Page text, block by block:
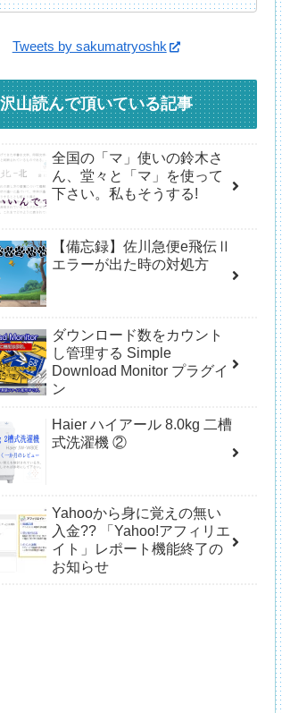
Tweets by sakumatryoshk
沢山読んで頂いている記事
全国の「マ」使いの鈴木さ
ん、堂々と「マ」を使って
下さい。私もそうする!
【備忘録】佐川急便e飛伝Ⅱ
エラーが出た時の対処方
ダウンロード数をカウント
し管理する Simple
Download Monitor プラグイ
ン
Haier ハイアール 8.0kg 二槽
式洗濯機 ②
Yahooから身に覚えの無い
入金?? 「Yahoo!アフィリエ
イト」レポート機能終了の
お知らせ